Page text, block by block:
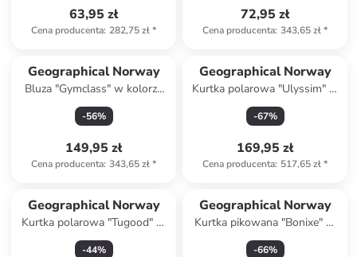
63,95 zł
Cena producenta: 282,75 zł*
72,95 zł
Cena producenta: 343,65 zł*
Geographical Norway
Bluza "Gymclass" w kolorze
szarym
-56%
149,95 zł
Cena producenta: 343,65 zł*
Geographical Norway
Kurtka polarowa "Ulyssim" w
kolorze jasnoróżowo-białym
-67%
169,95 zł
Cena producenta: 517,65 zł*
Geographical Norway
Kurtka polarowa "Tugood" w
kolorze kremowym
-44%
Geographical Norway
Kurtka pikowana "Bonixe" w
kolorze granatowym
-66%